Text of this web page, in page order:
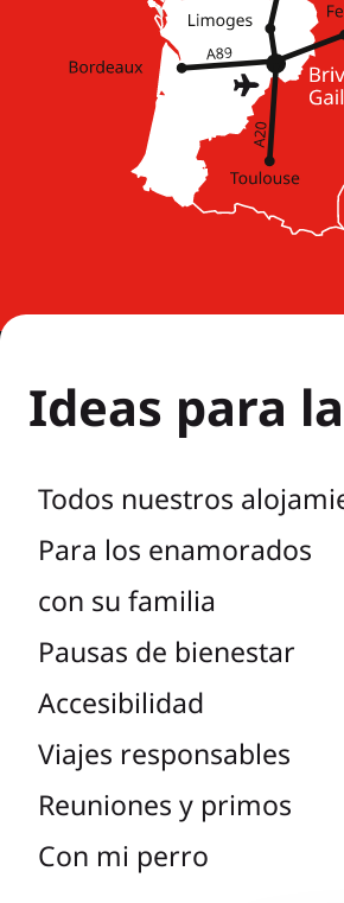
Ideas para
Todos nuestros
Para los enamorados
con su familia
Pausas de bienestar
Accesibilidad
Viajes responsables
Reuniones y primos
Con mi perro